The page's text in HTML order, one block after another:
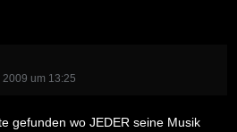
2009 um 13:25
gefunden wo JEDER seine Musik